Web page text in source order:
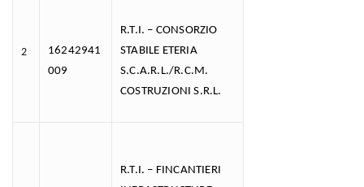
2
16242941
009
R.T.I. – CONSORZIO
STABILE ETERIA
S.C.A.R.L./R.C.M.
COSTRUZIONI S.R.L.
R.T.I. – FINCANTIERI